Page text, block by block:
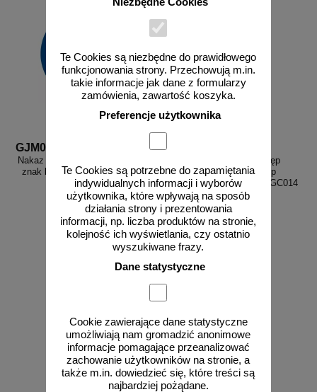
Te Cookies są niezbędne do prawidłowego
funkcjonowania strony. Przechowują m.in.
takie informacje jak dane z formularzy
zamówienia, zawartość koszyka.
Preferencje użytkownika
Te Cookies są potrzebne do zapamiętania
indywidualnych informacji i wyborów
użytkownika, które wpływają na sposób
działania strony i prezentowania
informacji, np. liczba produktów na stronie,
kolejność ich wyświetlania, czy ostatnio
wyszukiwane frazy.
Dane statystyczne
Cookie zawierające dane statystyczne
umożliwiają nam gromadzić anonimowe
informacje pomagające przeanalizować
zachowanie użytkowników na stronie, a
także m.in. dowiedzieć się, które treści są
najbardziej pożądane.
GJM004
Nakaz stosowania ochrony oczu -
znak bhp nakazujący - GJM004
od 2,58 zł
GC014
Nieupoważnionym wstęp
wzbroniony - znak bhp
zakazujący, informujący - GC014
od 2,96 zł